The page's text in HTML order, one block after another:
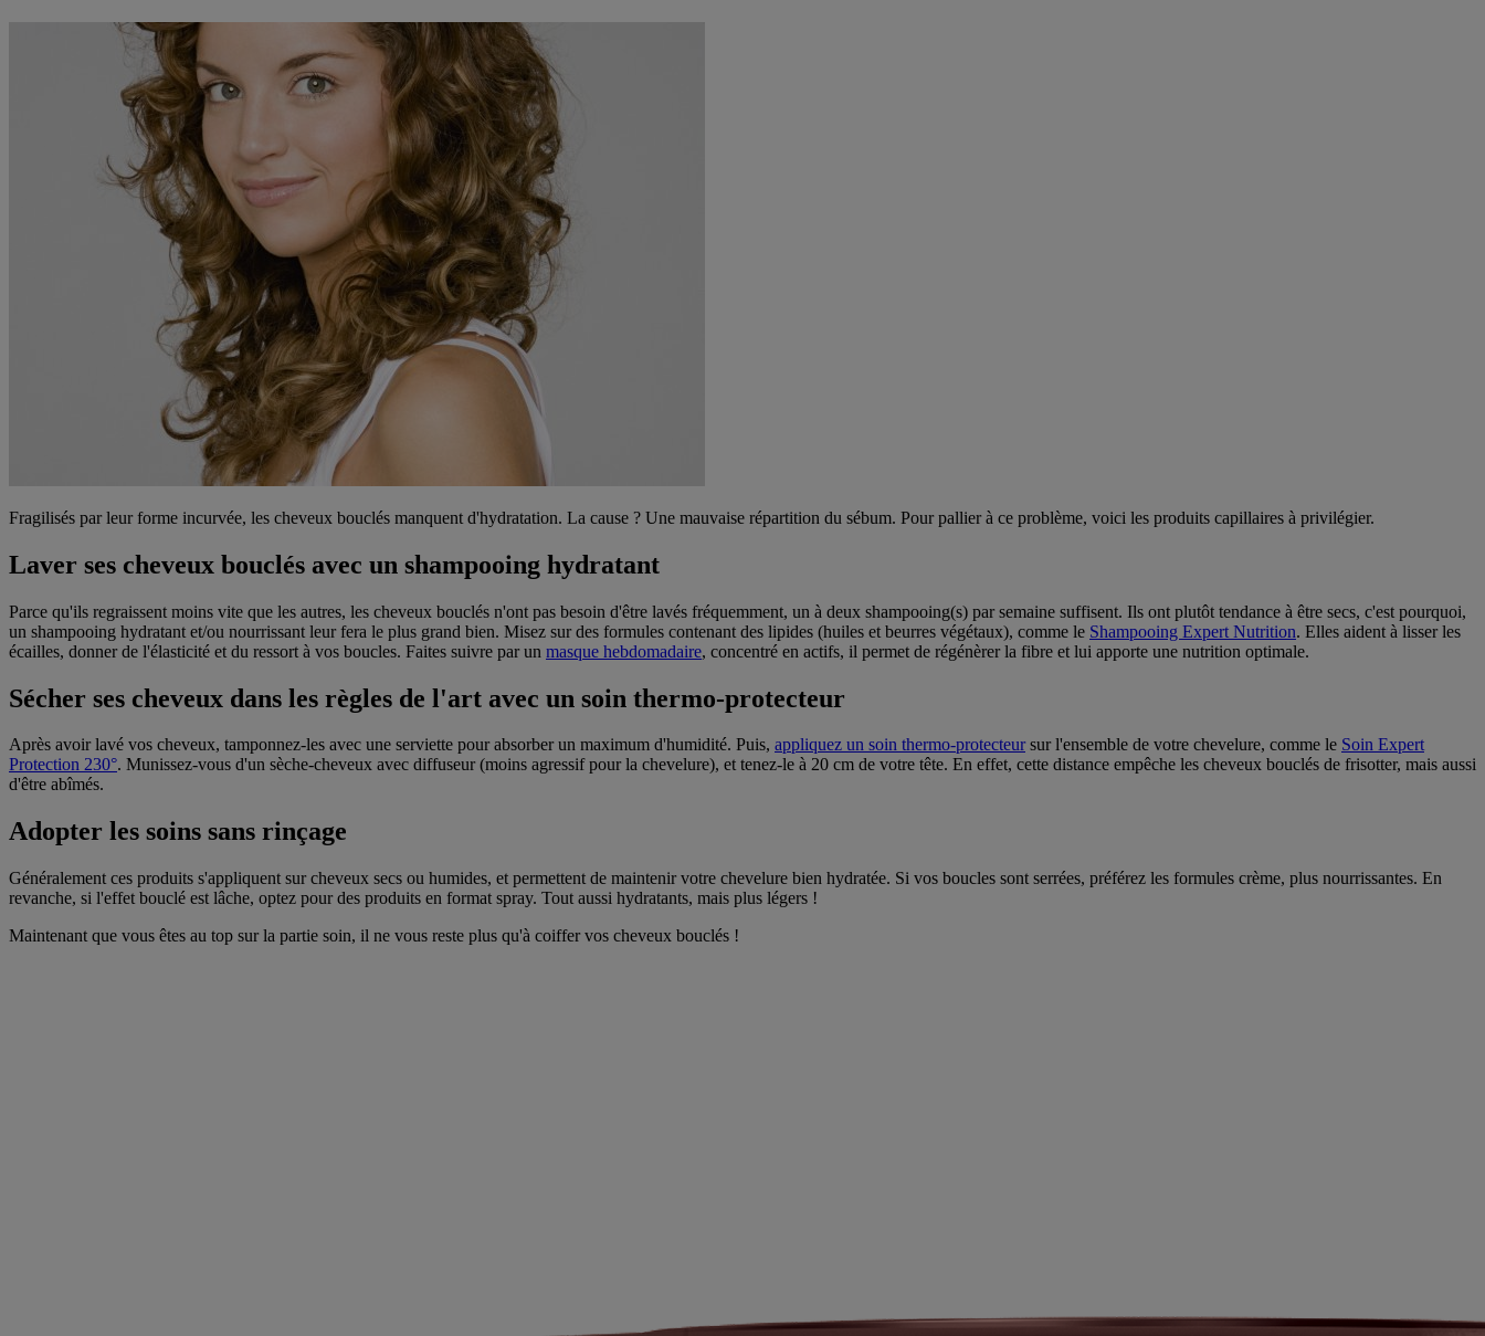
Fragilisés par leur forme incurvée, les cheveux bouclés manquent d'hydratation. La cause ? Une mauvaise répartition du sébum. Pour pallier à ce problème, voici les produits capillaires à privilégier.
Laver ses cheveux bouclés avec un shampooing hydratant
Parce qu'ils regraissent moins vite que les autres, les cheveux bouclés n'ont pas besoin d'être lavés fréquemment, un à deux shampooing(s) par semaine suffisent. Ils ont plutôt tendance à être secs, c'est pourquoi,
un shampooing hydratant et/ou nourrissant leur fera le plus grand bien. Misez sur des formules contenant des lipides (huiles et beurres végétaux), comme le Shampooing Expert Nutrition. Elles aident à lisser les
écailles, donner de l'élasticité et du ressort à vos boucles. Faites suivre par un masque hebdomadaire, concentré en actifs, il permet de régénèrer la fibre et lui apporte une nutrition optimale.
Sécher ses cheveux dans les règles de l'art avec un soin thermo-protecteur
Après avoir lavé vos cheveux, tamponnez-les avec une serviette pour absorber un maximum d'humidité. Puis, appliquez un soin thermo-protecteursur l'ensemble de votre chevelure, comme le Soin Expert
Protection 230°. Munissez-vous d'un sèche-cheveux avec diffuseur (moins agressif pour la chevelure), et tenez-le à 20 cm de votre tête. En effet, cette distance empêche les cheveux bouclés de frisotter, mais aussi
d'être abîmés.
Adopter les soins sans rinçage
Généralement ces produits s'appliquent sur cheveux secs ou humides, et permettent de maintenir votre chevelure bien hydratée. Si vos boucles sont serrées, préférez les formules crème, plus nourrissantes. En
revanche, si l'effet bouclé est lâche, optez pour des produits en format spray. Tout aussi hydratants, mais plus légers !
Maintenant que vous êtes au top sur la partie soin, il ne vous reste plus qu'à coiffer vos cheveux bouclés !